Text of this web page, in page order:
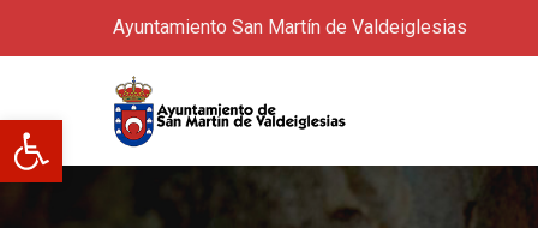
Abrir barra de herramientas
Ayuntamiento San Martín de Valdeiglesias